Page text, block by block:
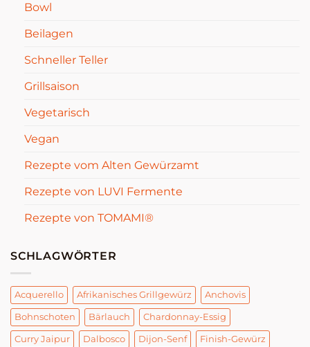
Bowl
Beilagen
Schneller Teller
Grillsaison
Vegetarisch
Vegan
Rezepte vom Alten Gewürzamt
Rezepte von LUVI Fermente
Rezepte von TOMAMI®
SCHLAGWÖRTER
Acquerello Afrikanisches Grillgewürz Anchovis
Bohnschoten Bärlauch Chardonnay-Essig
Curry Jaipur Dalbosco Dijon-Senf Finish-Gewürz